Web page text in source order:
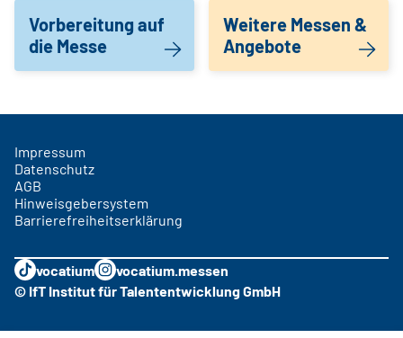
Vorbereitung auf
die Messe
Weitere Messen &
Angebote
Impressum
Datenschutz
AGB
Hinweisgebersystem
Barrierefreiheitserklärung
vocatium
vocatium.messen
© IfT Institut für Talententwicklung GmbH